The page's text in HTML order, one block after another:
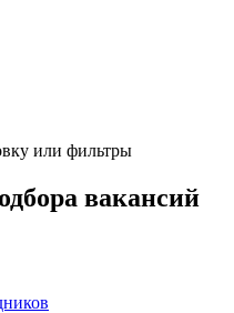
или фильтры
вакансий